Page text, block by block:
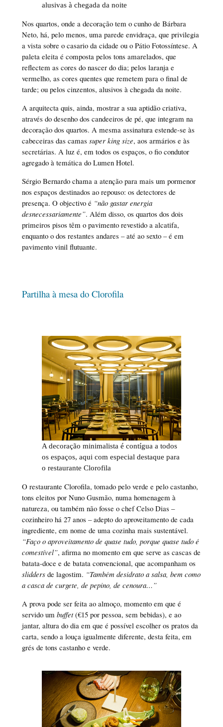
alusivas à chegada da noite
Nos quartos, onde a decoração tem o cunho de Bárbara
Neto, há, pelo menos, uma parede envidraça, que privilegia
a vista sobre o casario da cidade ou o Pátio Fotossíntese. A
paleta eleita é composta pelos tons amarelados, que
reflectem as cores do nascer do dia; pelos laranja e
vermelho, as cores quentes que remetem para o final de
tarde; ou pelos cinzentos, alusivos à chegada da noite.
A arquitecta quis, ainda, mostrar a sua aptidão criativa,
através do desenho dos candeeiros de pé, que integram na
decoração dos quartos. A mesma assinatura estende-se às
cabeceiras das camas super king size, aos armários e às
secretárias. A luz é, em todos os espaços, o fio condutor
agregado à temática do Lumen Hotel.
Sérgio Bernardo chama a atenção para mais um pormenor
nos espaços destinados ao repouso: os detectores de
presença. O objectivo é “não gastar energia
desnecessariamente”. Além disso, os quartos dos dois
primeiros pisos têm o pavimento revestido a alcatifa,
enquanto o dos restantes andares – até ao sexto – é em
pavimento vinil flutuante.
Partilha à mesa do Clorofila
A decoração minimalista é contígua a todos
os espaços, aqui com especial destaque para
o restaurante Clorofila
O restaurante Clorofila, tomado pelo verde e pelo castanho,
tons eleitos por Nuno Gusmão, numa homenagem à
natureza, ou também não fosse o chef Celso Dias –
cozinheiro há 27 anos – adepto do aproveitamento de cada
ingrediente, em nome de uma cozinha mais sustentável.
“Faço o aproveitamento de quase tudo, porque quase tudo é
comestível”, afirma no momento em que serve as cascas de
batata-doce e de batata convencional, que acompanham os
sliddersde lagostim. “Também desidrato a salsa, bem como
a casca de curgete, de pepino, de cenoura…”
A prova pode ser feita ao almoço, momento em que é
servido um buffet(€15 por pessoa, sem bebidas), e ao
jantar, altura do dia em que é possível escolher os pratos da
carta, sendo a louça igualmente diferente, desta feita, em
grés de tons castanho e verde.